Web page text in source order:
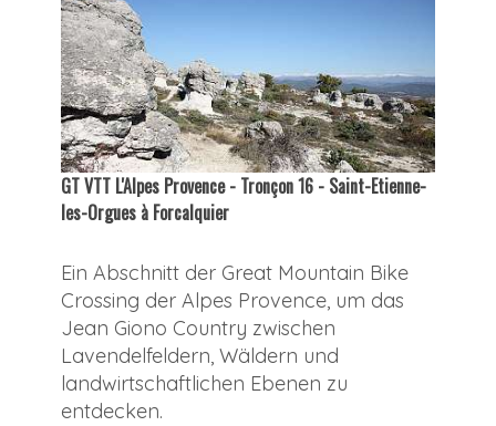
GT VTT L'Alpes Provence - Tronçon 16 - Saint-Etienne-
les-Orgues à Forcalquier
Ein Abschnitt der Great Mountain Bike
Crossing der Alpes Provence, um das
Jean Giono Country zwischen
Lavendelfeldern, Wäldern und
landwirtschaftlichen Ebenen zu
entdecken.